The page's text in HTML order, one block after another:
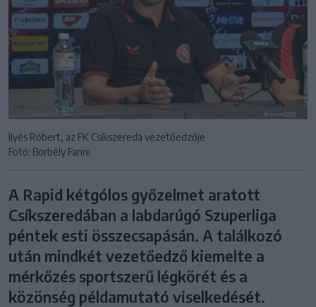
Ilyés Róbert, az FK Csíkszereda vezetőedzője
Fotó: Borbély Fanni
A Rapid kétgólos győzelmet aratott
Csíkszeredában a labdarúgó Szuperliga
péntek esti összecsapásán. A találkozó
után mindkét vezetőedző kiemelte a
mérkőzés sportszerű légkörét és a
közönség példamutató viselkedését.